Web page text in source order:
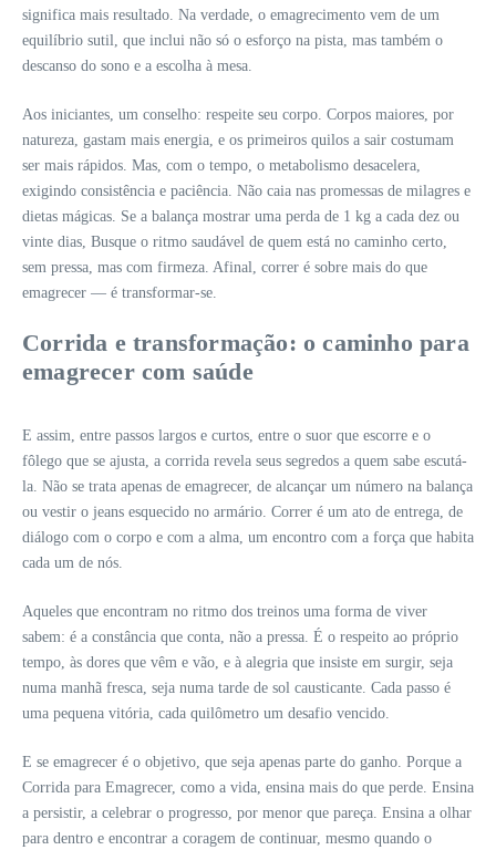
significa mais resultado. Na verdade, o emagrecimento vem de um
equilíbrio sutil, que inclui não só o esforço na pista, mas também o
descanso do sono e a escolha à mesa.
Aos iniciantes, um conselho: respeite seu corpo. Corpos maiores, por
natureza, gastam mais energia, e os primeiros quilos a sair costumam
ser mais rápidos. Mas, com o tempo, o metabolismo desacelera,
exigindo consistência e paciência. Não caia nas promessas de milagres e
dietas mágicas. Se a balança mostrar uma perda de 1 kg a cada dez ou
vinte dias, Busque o ritmo saudável de quem está no caminho certo,
sem pressa, mas com firmeza. Afinal, correr é sobre mais do que
emagrecer — é transformar-se.
Corrida e transformação: o caminho para
emagrecer com saúde
E assim, entre passos largos e curtos, entre o suor que escorre e o
fôlego que se ajusta, a corrida revela seus segredos a quem sabe escutá-
la. Não se trata apenas de emagrecer, de alcançar um número na balança
ou vestir o jeans esquecido no armário. Correr é um ato de entrega, de
diálogo com o corpo e com a alma, um encontro com a força que habita
cada um de nós.
Aqueles que encontram no ritmo dos treinos uma forma de viver
sabem: é a constância que conta, não a pressa. É o respeito ao próprio
tempo, às dores que vêm e vão, e à alegria que insiste em surgir, seja
numa manhã fresca, seja numa tarde de sol causticante. Cada passo é
uma pequena vitória, cada quilômetro um desafio vencido.
E se emagrecer é o objetivo, que seja apenas parte do ganho. Porque a
Corrida para Emagrecer, como a vida, ensina mais do que perde. Ensina
a persistir, a celebrar o progresso, por menor que pareça. Ensina a olhar
para dentro e encontrar a coragem de continuar, mesmo quando o